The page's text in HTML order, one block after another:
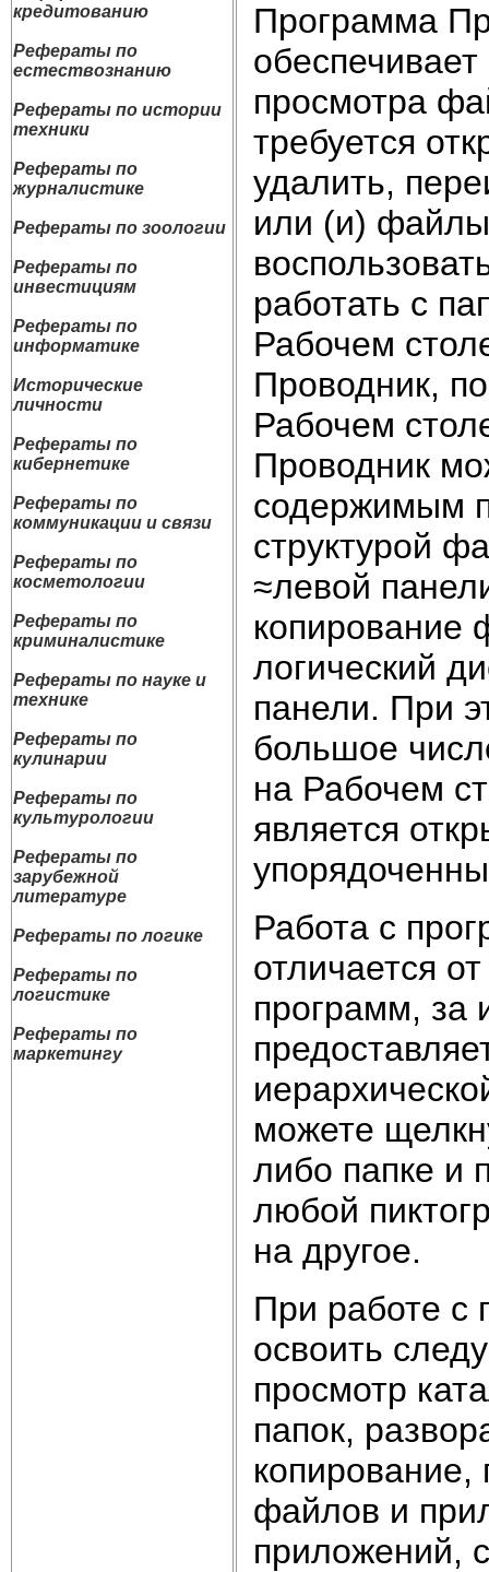
кредитованию
Рефераты по
естествознанию
Рефераты по истории
техники
Рефераты по
журналистике
Рефераты по зоологии
Рефераты по
инвестициям
Рефераты по
информатике
Исторические
личности
Рефераты по
кибернетике
Рефераты по
коммуникации и связи
Рефераты по
косметологии
Рефераты по
криминалистике
Рефераты по науке и
технике
Рефераты по
кулинарии
Рефераты по
культурологии
Рефераты по
зарубежной
литературе
Рефераты по логике
Рефераты по
логистике
Рефераты по
маркетингу
Программа
просмотра
требуется
удалить,
или (и)
работать с
Рабочем
Проводник,
Рабочем
Проводник
содержимым
структурой
≈левой
копирование
логический
панели. При
большое
на Рабочем
является
Работа с
отличается
программ, за
можете
либо папке и
любой
на другое.
При работе с
освоить
просмотр
папок,
файлов и
приложений,